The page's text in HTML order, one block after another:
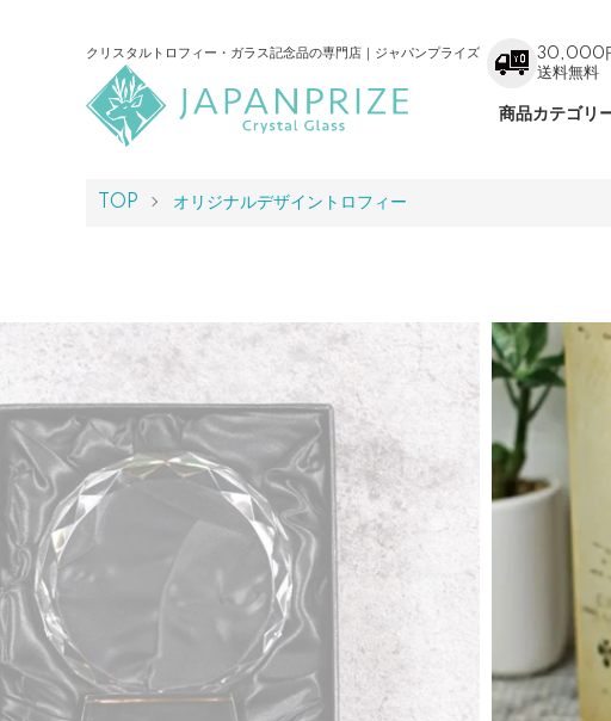
クリスタルトロフィー・ガラス記念品の専門店｜ジャパンプライズ
30,000
送料無料
商品カテゴリ
TOP オリジナルデザイントロフィー